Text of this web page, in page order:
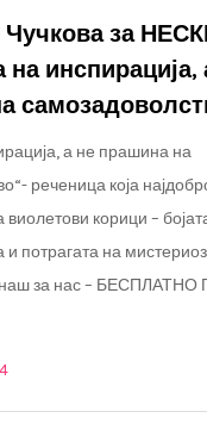
за
инспирација,
а не прашина на
реченица која
виолетови корици –
и потрагата на
за нас –